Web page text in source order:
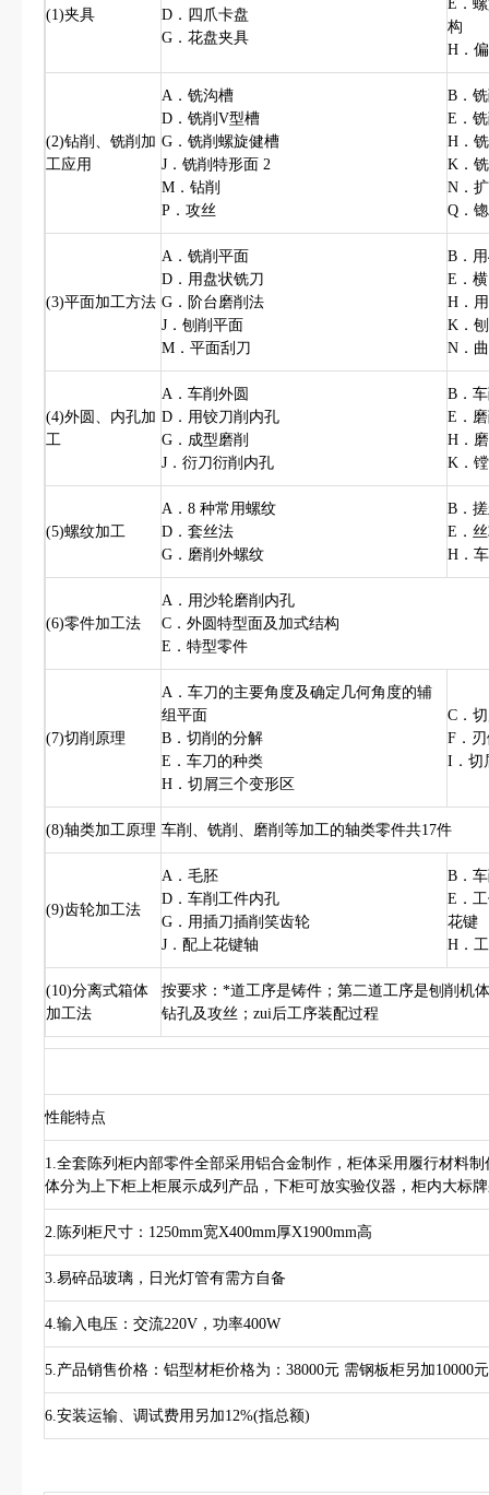
(1)夹具
D．四爪卡盘
G．花盘夹具
E．
构
H．
(2)钻削、铣削加
工应用
A．铣沟槽
D．铣削V型槽
G．铣削螺旋健槽
J．铣削特形面 2
M．钻削
P．攻丝
B．
E．
H．
K．
N．
Q．
(3)平面加工方法
A．铣削平面
D．用盘状铣刀
G．阶台磨削法
J．刨削平面
M．平面刮刀
B．
E．
H．
K．
N．
(4)外圆、内孔加
工
A．车削外圆
D．用铰刀削内孔
G．成型磨削
J．衍刀衍削内孔
B．
E．
H．
K．
(5)螺纹加工
A．8 种常用螺纹
D．套丝法
G．磨削外螺纹
B．
E．
H．
(6)零件加工法
A．用沙轮磨削内孔
C．外圆特型面及加式结构
E．特型零件
(7)切削原理
A．车刀的主要角度及确定几何角度的辅
组平面
B．切削的分解
E．车刀的种类
H．切屑三个变形区
C．
F．
I．切
(8)轴类加工原理 车削、铣削、磨削等加工的轴类零件共17件
(9)齿轮加工法
A．毛胚
D．车削工件内孔
G．用插刀插削笑齿轮
J．配上花键轴
B．
E．
花键
H．
(10)分离式箱体
加工法
按要求：*道工序是铸件；第二道工序是刨削机
钻孔及攻丝；zui后工序装配过程
性能特点
1.全套陈列柜内部零件全部采用铝合金制作，柜体采用履行材料
体分为上下柜上柜展示成列产品，下柜可放实验仪器，柜内大标
2.陈列柜尺寸：1250mm宽X400mm厚X1900mm高
3.易碎品玻璃，日光灯管有需方自备
4.输入电压：交流220V，功率400W
5.产品销售价格：铝型材柜价格为：38000元 需钢板柜另加10000元
6.安装运输、调试费用另加12%(指总额)